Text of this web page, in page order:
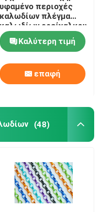
υφαμένο περιοχές
καλωδίων πλέγμα
καλωδίων ορείχαλκου
υφασμάτων
διακοσμητικό
Καλύτερη τιμή
επαφή
(48)